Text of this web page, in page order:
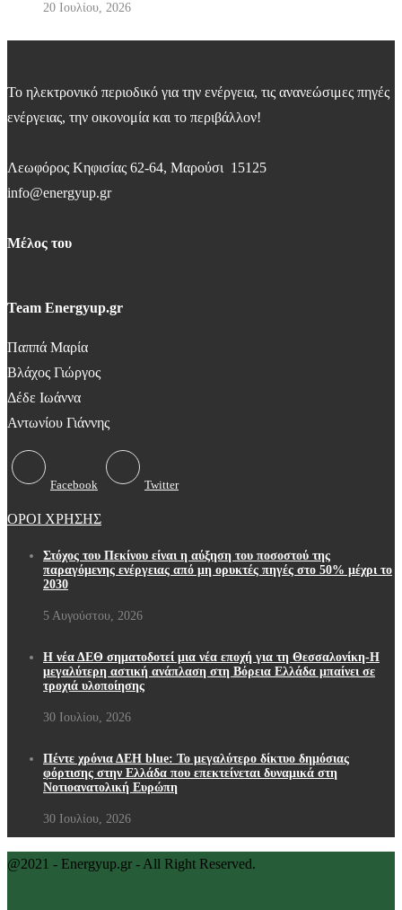
20 Ιουλίου, 2026
Το ηλεκτρονικό περιοδικό για την ενέργεια, τις ανανεώσιμες πηγές
ενέργειας, την οικονομία και το περιβάλλον!
Λεωφόρος Κηφισίας 62-64, Μαρούσι 15125
info@energyup.gr
Μέλος του
Team Energyup.gr
Παππά Μαρία
Βλάχος Γιώργος
Δέδε Ιωάννα
Αντωνίου Γιάννης
Facebook Twitter
ΟΡΟΙ ΧΡΗΣΗΣ
Στόχος του Πεκίνου είναι η αύξηση του ποσοστού της
παραγόμενης ενέργειας από μη ορυκτές πηγές στο 50% μέχρι το
2030
5 Αυγούστου, 2026
Η νέα ΔΕΘ σηματοδοτεί μια νέα εποχή για τη Θεσσαλονίκη-Η
μεγαλύτερη αστική ανάπλαση στη Βόρεια Ελλάδα μπαίνει σε
τροχιά υλοποίησης
30 Ιουλίου, 2026
Πέντε χρόνια ΔΕΗ blue: Το μεγαλύτερο δίκτυο δημόσιας
φόρτισης στην Ελλάδα που επεκτείνεται δυναμικά στη
Νοτιοανατολική Ευρώπη
30 Ιουλίου, 2026
@2021 - Energyup.gr - All Right Reserved.